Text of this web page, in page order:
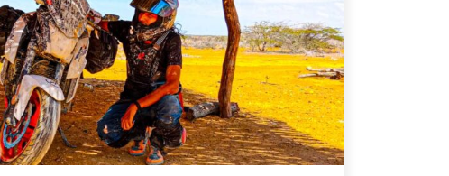
atrás
Vegano
3 años atrás
de Fitness Vegano más
del Mundo
atrás
RED VEGANA
3 años atrás
Triunfa: Cómo ser un
Viajeros Veganos